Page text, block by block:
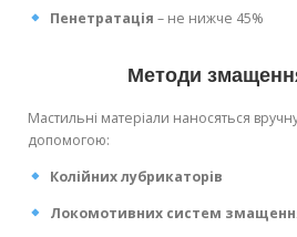
Пенетратація – не нижче 45%
Методи
Мастильні матеріали наносяться
допомогою:
Колійних лубрикаторів
Локомотивних систем